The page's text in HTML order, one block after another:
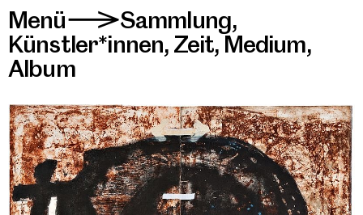
Menü>Sammlung,
Künstler*innen, Zeit, Medium,
Album